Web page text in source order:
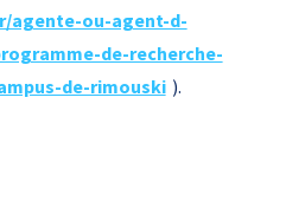
agente-ou-agent-d-
de-recherche-
de-rimouski ).